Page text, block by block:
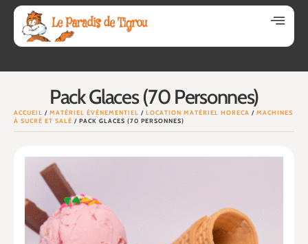
Pack Glaces (70 Personnes)
ACCUEIL / MATÉRIEL ÉVÉNEMENTIEL / LOCATION MATÉRIEL HORECA / MACHINES
À SUCRÉ ET SALÉ / PACK GLACES (70 PERSONNES)